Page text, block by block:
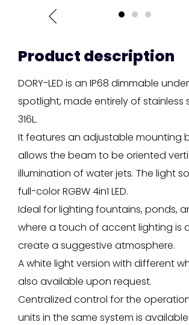
Product description
DORY-LED is an IP68 dimmable
spotlight, made entirely of stainless
316L.
It features an adjustable mounting
allows the beam to be oriented
illumination of water jets. The light
full-color RGBW 4in1 LED.
Ideal for lighting fountains, ponds,
where a touch of accent lighting is
create a suggestive atmosphere.
A white light version with different
also available upon request.
Centralized control for the
units in the same system is available.